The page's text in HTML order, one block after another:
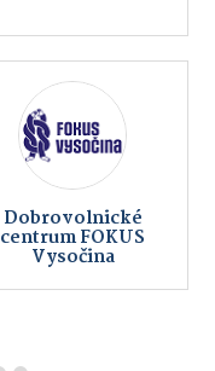
Dobrovolnické
centrum FOKUS
Vysočina